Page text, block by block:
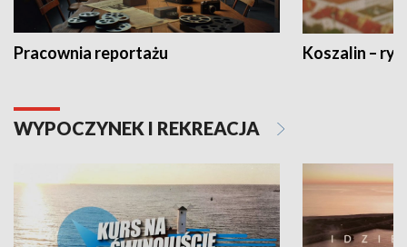
Pracownia reportażu Koszalin –
WYPOCZYNEK I REKREACJA